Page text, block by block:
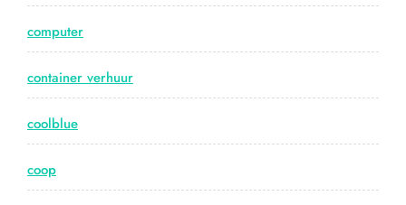
computer
container verhuur
coolblue
coop